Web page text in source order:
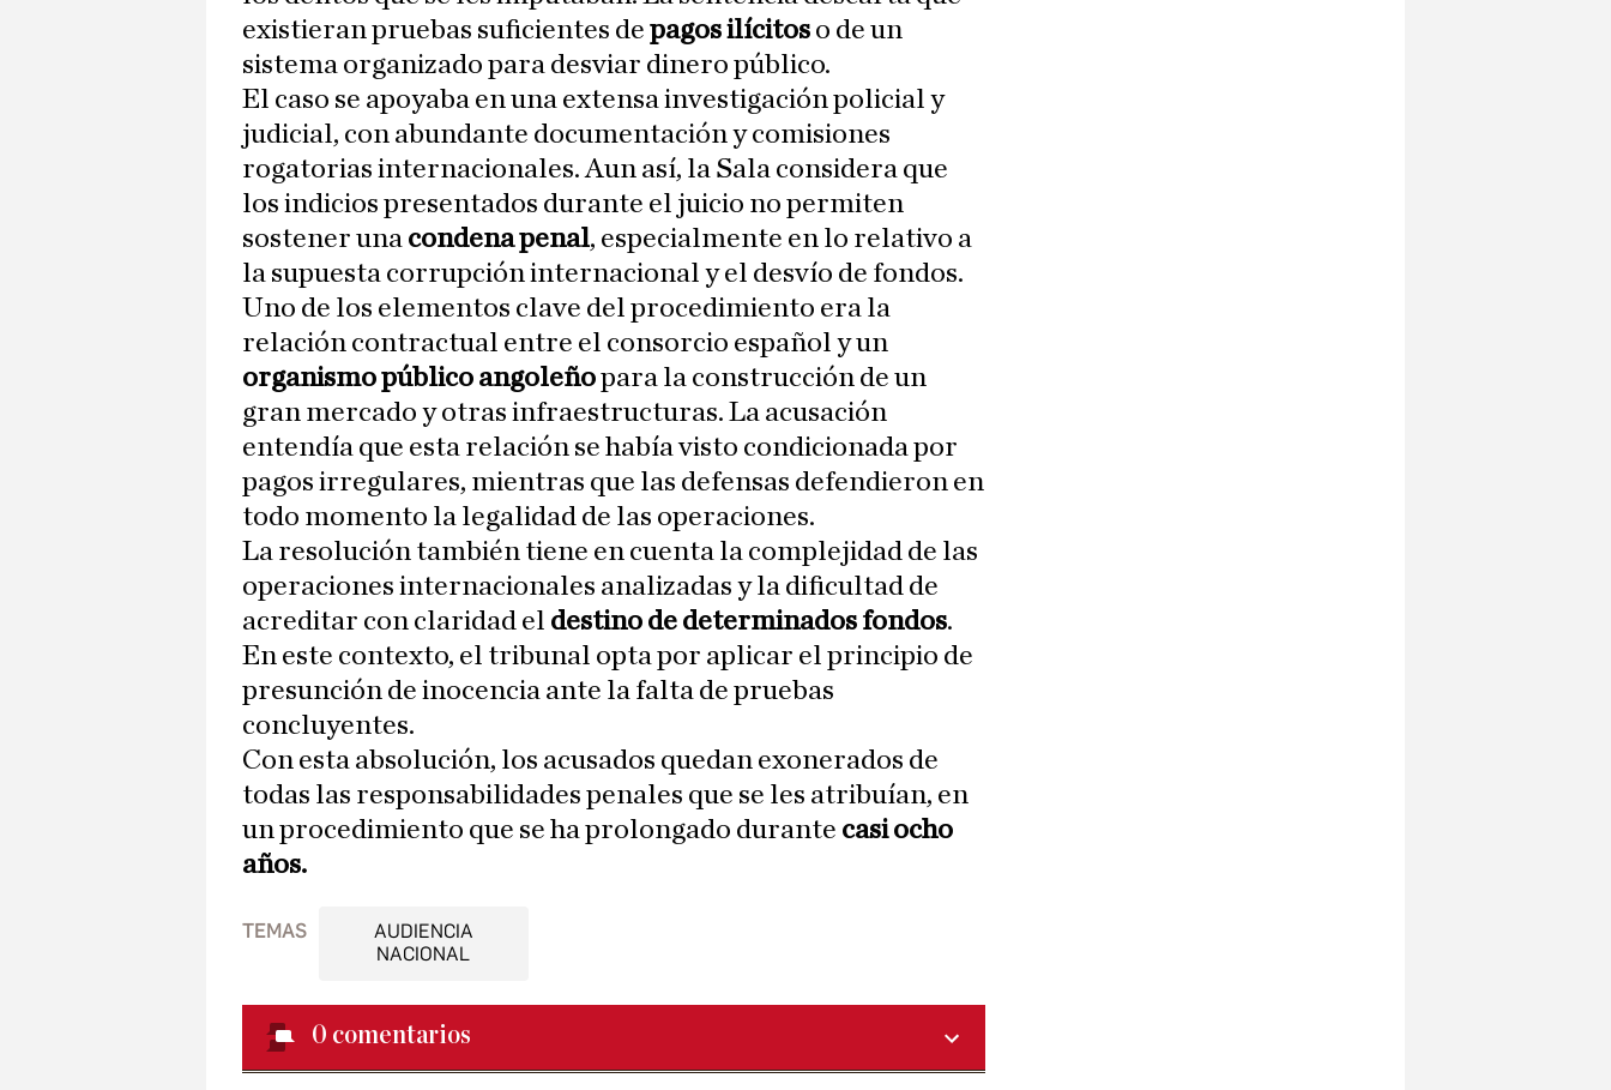
existieran pruebas suficientes de pagos ilícitos o de un
sistema organizado para desviar dinero público.
El caso se apoyaba en una extensa investigación policial y
judicial, con abundante documentación y comisiones
rogatorias internacionales. Aun así, la Sala considera que
los indicios presentados durante el juicio no permiten
sostener una condena penal, especialmente en lo relativo a
la supuesta corrupción internacional y el desvío de fondos.
Uno de los elementos clave del procedimiento era la
relación contractual entre el consorcio español y un
organismo público angoleñopara la construcción de un
gran mercado y otras infraestructuras. La acusación
entendía que esta relación se había visto condicionada por
pagos irregulares, mientras que las defensas defendieron en
todo momento la legalidad de las operaciones.
La resolución también tiene en cuenta la complejidad de las
operaciones internacionales analizadas y la dificultad de
acreditar con claridad el destino de determinados fondos.
En este contexto, el tribunal opta por aplicar el principio de
presunción de inocencia ante la falta de pruebas
concluyentes.
Con esta absolución, los acusados quedan exonerados de
todas las responsabilidades penales que se les atribuían, en
un procedimiento que se ha prolongado durante casi ocho
años.
TEMAS
AUDIENCIA
NACIONAL
0 comentarios